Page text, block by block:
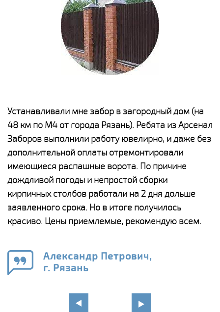
Устанавливали мне забор в загородный дом (на
48 км по М4 от города Рязань). Ребята из Арсенал
Заборов выполнили работу ювелирно, и даже без
дополнительной оплаты отремонтировали
имеющиеся распашные ворота. По причине
дождливой погоды и непростой сборки
кирпичных столбов работали на 2 дня дольше
заявленного срока. Но в итоге получилось
красиво. Цены приемлемые, рекомендую всем.
Александр Петрович,
г. Рязань